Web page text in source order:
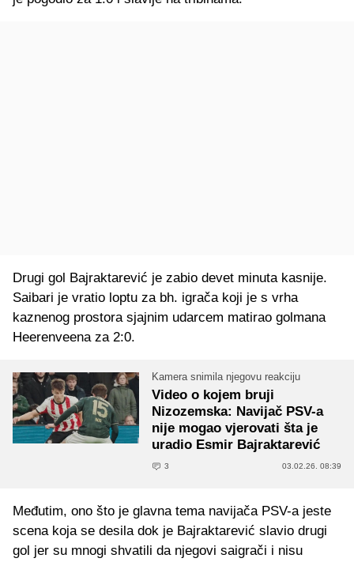
Drugi gol Bajraktarević je zabio devet minuta kasnije.
Saibari je vratio loptu za bh. igrača koji je s vrha
kaznenog prostora sjajnim udarcem matirao golmana
Heerenveena za 2:0.
Kamera snimila njegovu reakciju
Video o kojem bruji
Nizozemska: Navijač PSV-a
nije mogao vjerovati šta je
uradio Esmir Bajraktarević
3 03.02.26. 08:39
Međutim, ono što je glavna tema navijača PSV-a jeste
scena koja se desila dok je Bajraktarević slavio drugi
gol jer su mnogi shvatili da njegovi saigrači i nisu